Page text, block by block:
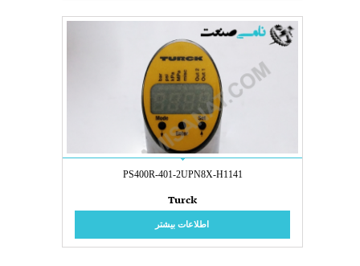
PS400R-401-2UPN8X-H1141
Turck
اطلاعات بیشتر